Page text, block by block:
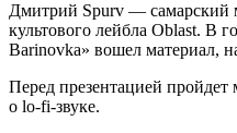
Дмитрий Spurv — самарский
культового лейбла Oblast. В
Barinovka» вошел материал,
Перед презентацией
о lo-fi-звуке.